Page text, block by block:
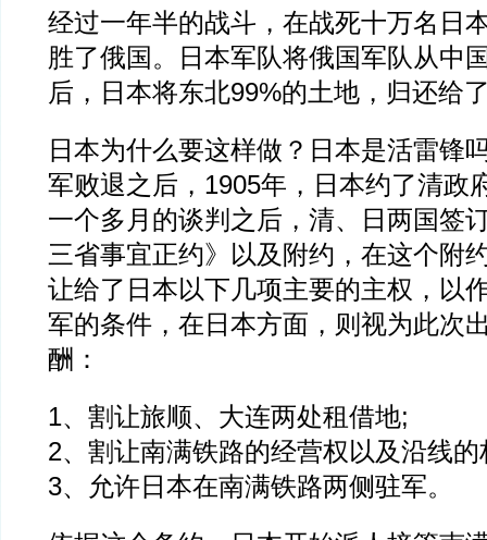
经过一年半的战斗，在战死十万名日
胜了俄国。日本军队将俄国军队从中
后，日本将东北99%的土地，归还给
日本为什么要这样做？日本是活雷锋
军败退之后，1905年，日本约了清政
一个多月的谈判之后，清、日两国签
三省事宜正约》以及附约，在这个附
让给了日本以下几项主要的主权，以
军的条件，在日本方面，则视为此次
酬：
1、割让旅顺、大连两处租借地;
2、割让南满铁路的经营权以及沿线
3、允许日本在南满铁路两侧驻军。